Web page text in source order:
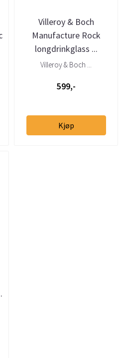
Villeroy & Boch
Manufacture Rock
longdrinkglass ...
Villeroy & Boch ...
599,-
Kjøp